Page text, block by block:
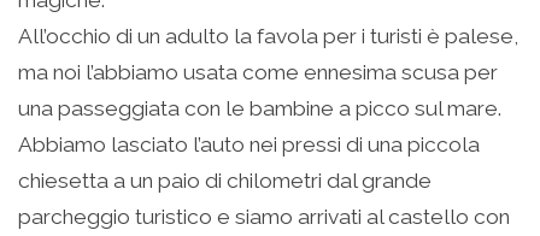
All’occhio di un adulto la favola per i turisti è palese,
ma noi l’abbiamo usata come ennesima scusa per
una passeggiata con le bambine a picco sul mare.
Abbiamo lasciato l’auto nei pressi di una piccola
chiesetta a un paio di chilometri dal grande
parcheggio turistico e siamo arrivati al castello con